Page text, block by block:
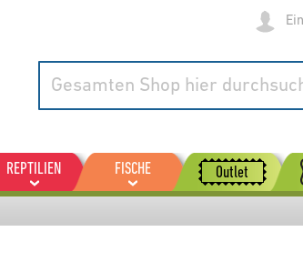
REPTILIEN FISCHE Outlet